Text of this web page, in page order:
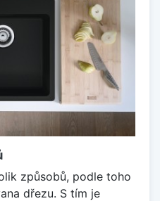
způsobů, podle toho
dřezu. S tím je